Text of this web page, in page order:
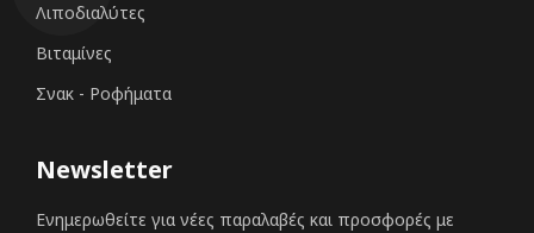
Λιποδιαλύτες
Βιταμίνες
Σνακ - Ροφήματα
Newsletter
Ενημερωθείτε για νέες παραλαβές και προσφορές με